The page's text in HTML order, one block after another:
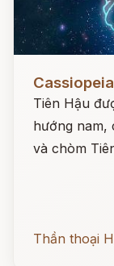
Tiên Hậu
hướng nam,
và chòm
Thần thoại